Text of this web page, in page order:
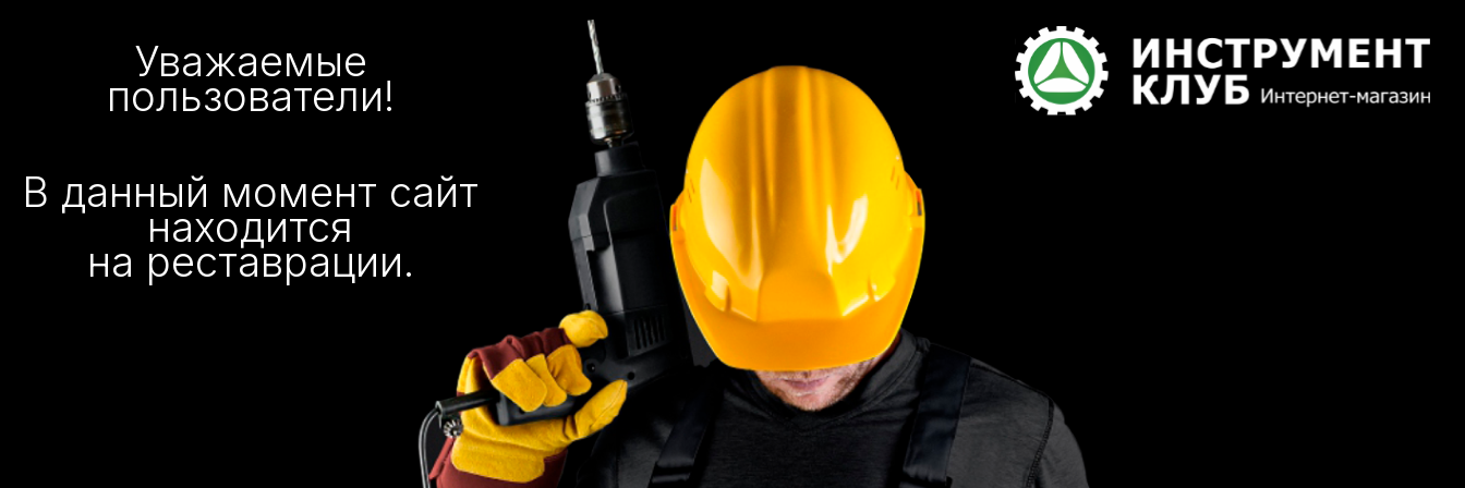
Уважаемые
пользователи!
В данный момент сайт
находится
на реставрации.